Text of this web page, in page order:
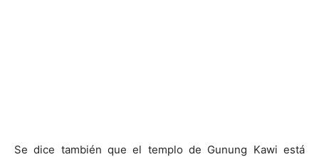
Se dice también que el templo de Gunung Kawi está